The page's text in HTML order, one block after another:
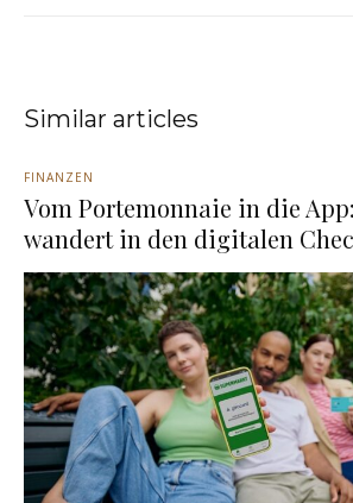
Similar articles
FINANZEN
Vom Portemonnaie in die
wandert in den digitalen